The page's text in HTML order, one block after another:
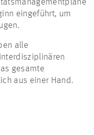
eingeführt, um
alle
gesamte
aus einer Hand.